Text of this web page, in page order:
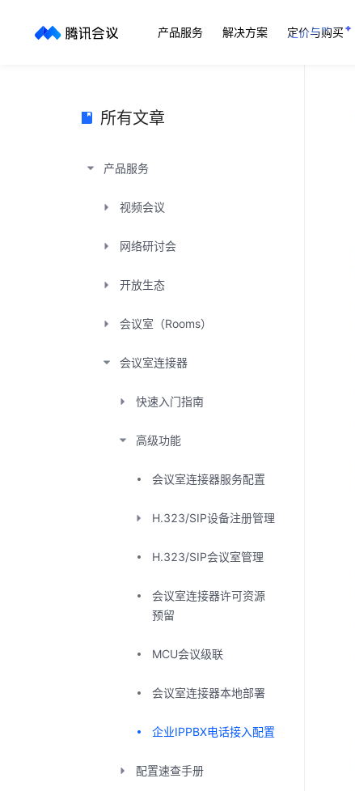
产品服务 解决方案 定价与购买
所有文章
产品服务
视频会议
网络研讨会
开放生态
会议室（Rooms）
会议室连接器
快速入门指南
高级功能
会议室连接器服务配置
H.323/SIP设备注册管理
H.323/SIP会议室管理
会议室连接器许可资源
预留
MCU会议级联
会议室连接器本地部署
企业IPPBX电话接入配置
配置速查手册